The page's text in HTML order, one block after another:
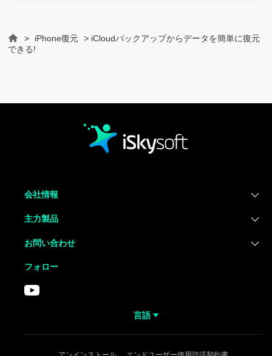
Home
> iPhone復元 > iCloudバックアップからデータを簡単に復元
できる!
会社情報
主力製品
お問い合わせ
フォロー
言語